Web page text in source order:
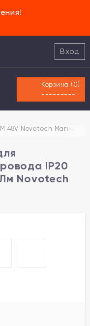
Вход
Корзина ( 0)
---------
48V Novotech
IP20
Novotech